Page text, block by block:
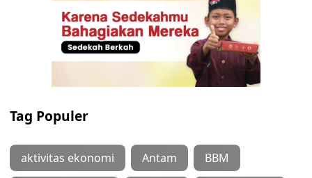
Tag Populer
aktivitas ekonomi Antam BBM